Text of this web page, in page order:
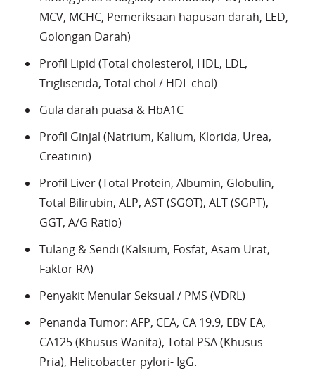
MCV, MCHC, Pemeriksaan hapusan darah, LED,
Golongan Darah)
Profil Lipid (Total cholesterol, HDL, LDL,
Trigliserida, Total chol / HDL chol)
Gula darah puasa & HbA1C
Profil Ginjal (Natrium, Kalium, Klorida, Urea,
Creatinin)
Profil Liver (Total Protein, Albumin, Globulin,
Total Bilirubin, ALP, AST (SGOT), ALT (SGPT),
GGT, A/G Ratio)
Tulang & Sendi (Kalsium, Fosfat, Asam Urat,
Faktor RA)
Penyakit Menular Seksual / PMS (VDRL)
Penanda Tumor: AFP, CEA, CA 19.9, EBV EA,
CA125 (Khusus Wanita), Total PSA (Khusus
Pria), Helicobacter pylori- IgG.